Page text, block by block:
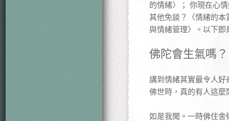
的情緒〉； 你現在心
其他免談？〈情緒的
與情緒管理〉。以下
佛陀會生氣嗎
講到情緒其實最令人
佛世時，真的有人這
如是我聞。一時佛住